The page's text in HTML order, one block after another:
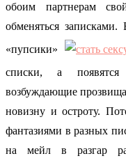
обоим партнерам
обменяться
«пупсики»
списки, а
возбуждающие
новизну и остроту.
фантазиями в разных
на мейл в разгар